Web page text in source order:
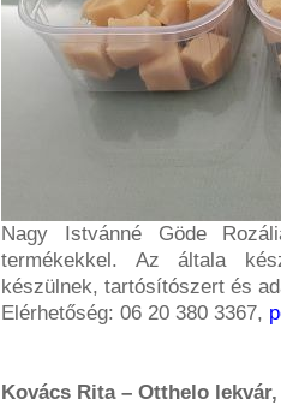
Nagy Istvánné Göde
termékekkel. Az általa
készülnek, tartósítószert és
Elérhetőség: 06 20 380 3367,
Kovács Rita – Otthelo